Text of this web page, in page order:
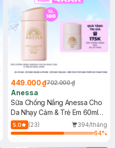
449.000 ₫702.000 ₫
Anessa
Sữa Chống Nắng Anessa Cho
Da Nhạy Cảm & Trẻ Em 60ml
(Mới)
5.0 (23)
394/tháng
64%